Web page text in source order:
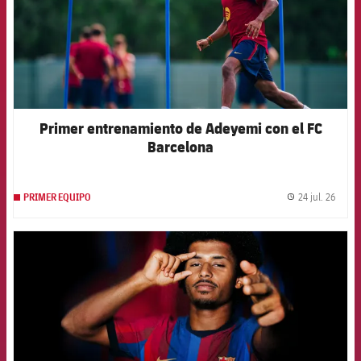
Primer entrenamiento de Adeyemi con el FC
Barcelona
PRIMER EQUIPO 24 jul. 26
FCB Barcelona badge